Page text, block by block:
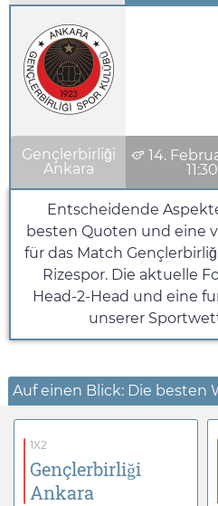
Gençlerbirliği
Ankara
14.
11:30
Entscheidende
besten Quoten und eine
für das Match
Rizespor. Die aktuelle
Head-2-Head und eine
unserer
Auf einen Blick: Die besten
1X2
Gençlerbirliği
Ankara